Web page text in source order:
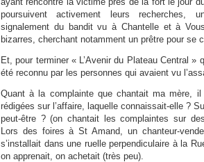
poursuivent activement leurs recherches,
signalement du bandit vu à Chantelle et à
bizarres, cherchant notamment un prêtre pour se
Et, pour terminer « L’Avenir du Plateau Central »
été reconnu par les personnes qui avaient vu
Quant à la complainte que chantait ma mère,
rédigées sur l’affaire, laquelle connaissait-elle ?
peut-être ? (on chantait les complaintes sur
Lors des foires à St Amand, un chanteur-
s’installait dans une ruelle perpendiculaire à la
on apprenait, on achetait (très peu).